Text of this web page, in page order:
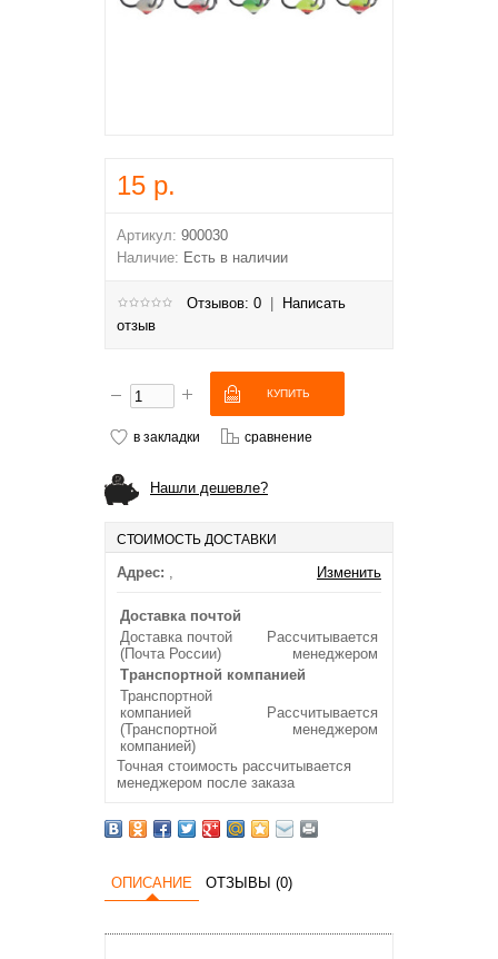
15 р.
Артикул: 900030
Наличие: Есть в наличии
Отзывов: 0
Написать
отзыв
в закладки сравнение
Нашли дешевле?
СТОИМОСТЬ ДОСТАВКИ
Адрес: , Изменить
Доставка почтой
Доставка почтой
(Почта России)
Рассчитывается
менеджером
Транспортной компанией
Транспортной
компанией
(Транспортной
компанией)
Рассчитывается
менеджером
Точная стоимость рассчитывается
менеджером после заказа
ОПИСАНИЕ ОТЗЫВЫ (0)